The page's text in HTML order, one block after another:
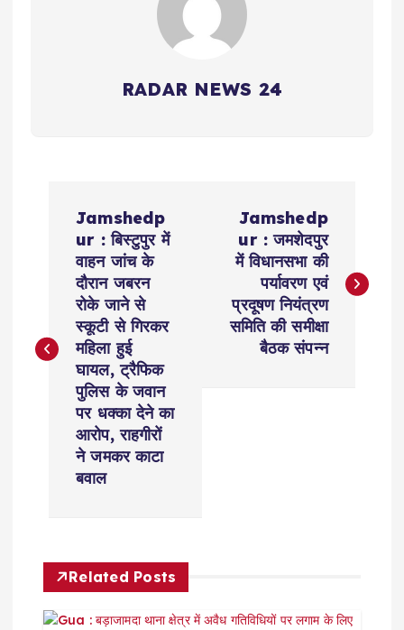
RADAR NEWS 24
t
g
a
Jamshedp
ur : बिस्टुपुर में
वाहन जांच के
दौरान जबरन
रोके जाने से
स्कूटी से गिरकर
महिला हुई
घायल, ट्रैफिक
पुलिस के जवान
पर धक्का देने का
आरोप, राहगीरों
ने जमकर काटा
बवाल
Jamshedp
ur : जमशेदपुर
में विधानसभा की
पर्यावरण एवं
प्रदूषण नियंत्रण
समिति की समीक्षा
बैठक संपन्न
Related Posts